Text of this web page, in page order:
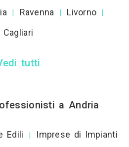
| Ravenna | Livorno |
Cagliari
tutti
a Andria
Edili |
Imprese di Impianti